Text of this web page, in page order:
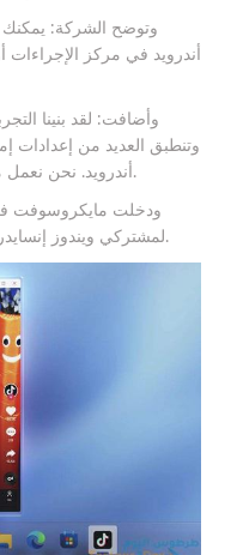
وتوضح الشركة: يمكنك
أندرويد في مركز الإجراءات
وأضافت: لقد بنينا
وتنطبق العديد من إعدادات
أندرويد. نحن نعمل مع أمازون لتقديم المزيد من التحسينات.
لمشتركي ويندوز إنسايدر لاختبارها عبر نظام التشغيل ويندوز 11.